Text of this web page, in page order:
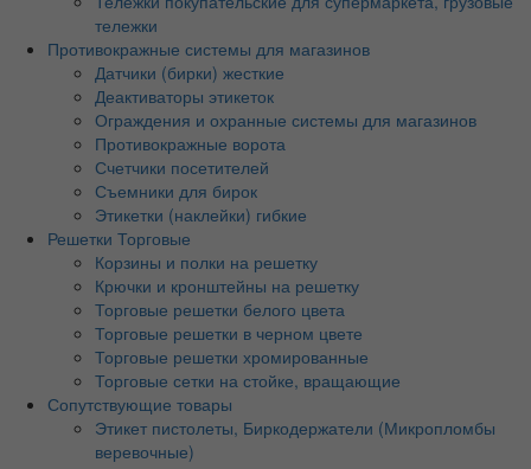
тележки
Противокражные системы для магазинов
Датчики (бирки) жесткие
Деактиваторы этикеток
Ограждения и охранные системы для магазинов
Противокражные ворота
Счетчики посетителей
Съемники для бирок
Этикетки (наклейки) гибкие
Решетки Торговые
Корзины и полки на решетку
Крючки и кронштейны на решетку
Торговые решетки белого цвета
Торговые решетки в черном цвете
Торговые решетки хромированные
Торговые сетки на стойке, вращающие
Сопутствующие товары
Этикет пистолеты, Биркодержатели (Микропломбы
веревочные)